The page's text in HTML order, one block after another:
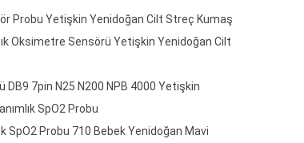
Probu Yetişkin Yenidoğan Cilt Streç Kumaş
Oksimetre Sensörü Yetişkin Yenidoğan Cilt
DB9 7pin N25 N200 NPB 4000 Yetişkin
SpO2 Probu
SpO2 Probu 710 Bebek Yenidoğan Mavi